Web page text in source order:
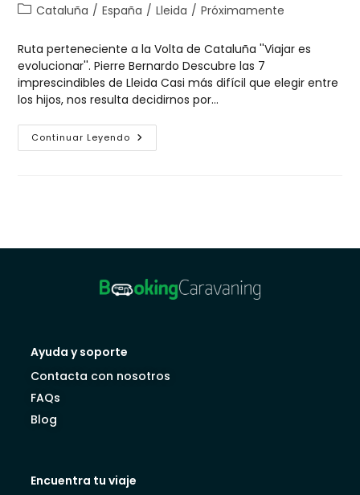
Cataluña / España / Lleida / Próximamente
Ruta perteneciente a la Volta de Cataluña ''Viajar es
evolucionar''. Pierre Bernardo Descubre las 7
imprescindibles de Lleida Casi más difícil que elegir entre
los hijos, nos resulta decidirnos por…
Continuar Leyendo
Ayuda y soporte
Contacta con nosotros
FAQs
Blog
Encuentra tu viaje